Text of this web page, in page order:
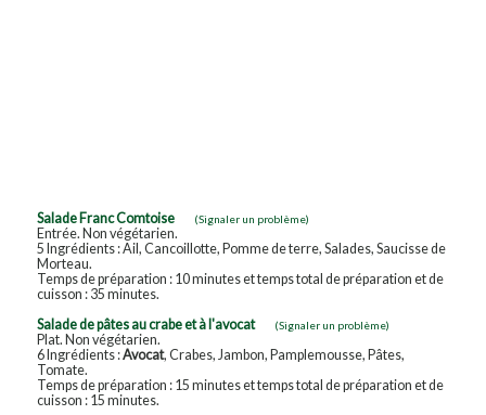
Salade Franc Comtoise (Signaler un problème)
Entrée. Non végétarien.
5 Ingrédients : Ail, Cancoillotte, Pomme de terre, Salades, Saucisse de
Morteau.
Temps de préparation : 10 minutes et temps total de préparation et de
cuisson : 35 minutes.
Salade de pâtes au crabe et à l'avocat
(Signaler un problème)
Plat. Non végétarien.
6 Ingrédients :Avocat, Crabes, Jambon, Pamplemousse, Pâtes,
Tomate.
Temps de préparation : 15 minutes et temps total de préparation et de
cuisson : 15 minutes.